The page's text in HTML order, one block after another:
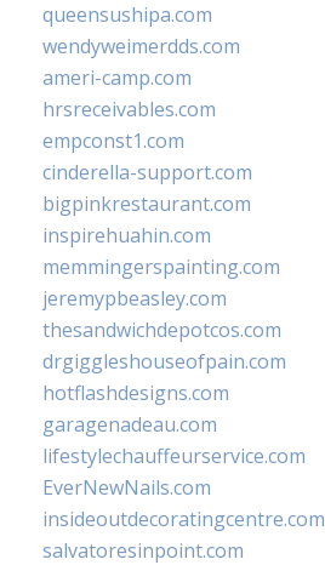
queensushipa.com
wendyweimerdds.com
ameri-camp.com
hrsreceivables.com
empconst1.com
cinderella-support.com
bigpinkrestaurant.com
inspirehuahin.com
memmingerspainting.com
jeremypbeasley.com
thesandwichdepotcos.com
drgiggleshouseofpain.com
hotflashdesigns.com
garagenadeau.com
lifestylechauffeurservice.com
EverNewNails.com
insideoutdecoratingcentre.com
salvatoresinpoint.com